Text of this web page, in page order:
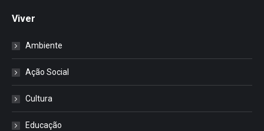
Viver
Ambiente
Ação Social
Cultura
Educação